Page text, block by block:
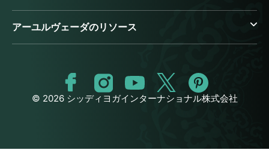
アーユルヴェーダのリソース
© 2026 シッディヨガインターナショナル株式会社